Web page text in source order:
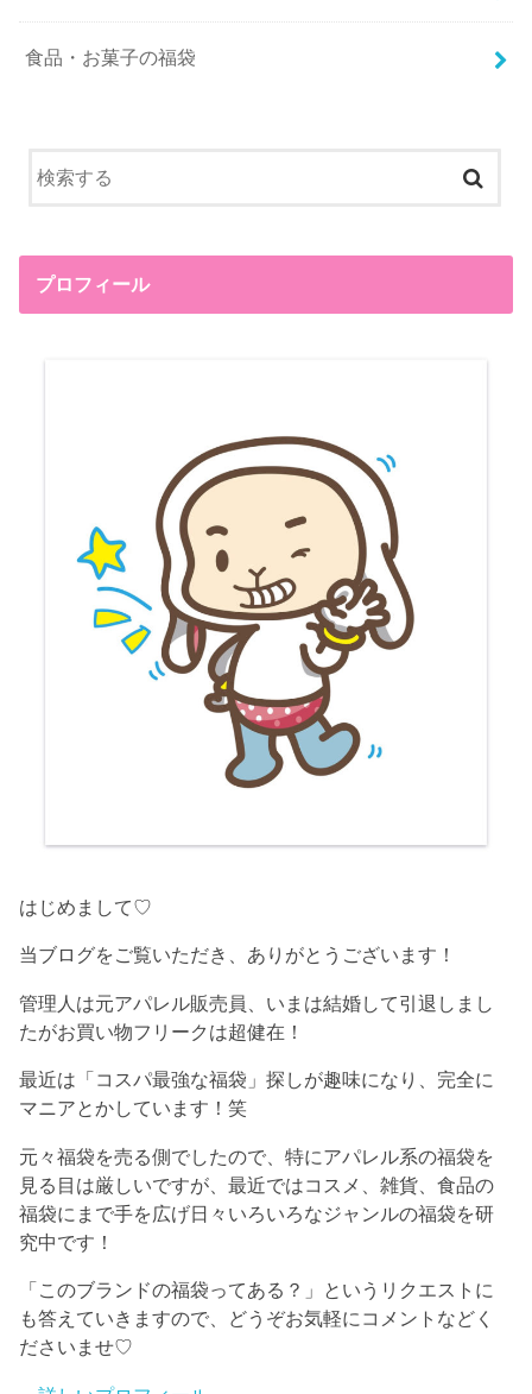
食品・お菓子の福袋
プロフィール
はじめまして♡
当ブログをご覧いただき、ありがとうございます！
管理人は元アパレル販売員、いまは結婚して引退しまし
たがお買い物フリークは超健在！
最近は「コスパ最強な福袋」探しが趣味になり、完全に
マニアとかしています！笑
元々福袋を売る側でしたので、特にアパレル系の福袋を
見る目は厳しいですが、最近ではコスメ、雑貨、食品の
福袋にまで手を広げ日々いろいろなジャンルの福袋を研
究中です！
「このブランドの福袋ってある？」というリクエストに
も答えていきますので、どうぞお気軽にコメントなどく
ださいませ♡